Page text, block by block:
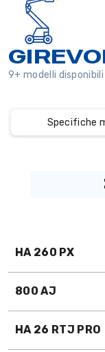
9+ modelli disponibili
Specifiche
HA 260 PX
800 AJ
HA 26 RTJ PRO